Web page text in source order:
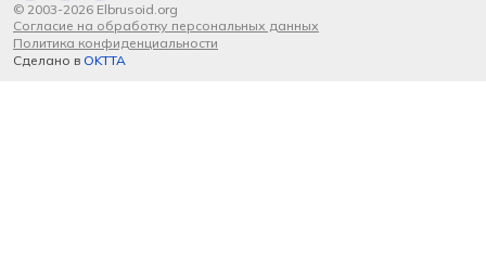
© 2003-2026 Elbrusoid.org
Согласие на обработку персональных данных
Политика конфиденциальности
Сделано в OKTTA